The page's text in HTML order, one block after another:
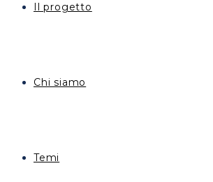
Il progetto
Chi siamo
Temi